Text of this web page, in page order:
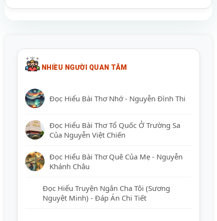
NHIỀU NGƯỜI QUAN TÂM
Đọc Hiểu Bài Thơ Nhớ - Nguyễn Đình Thi
Đọc Hiểu Bài Thơ Tổ Quốc Ở Trường Sa
Của Nguyễn Việt Chiến
Đọc Hiểu Bài Thơ Quê Của Mẹ - Nguyễn
Khánh Châu
Đọc Hiểu Truyện Ngắn Cha Tôi (Sương
Nguyệt Minh) - Đáp Án Chi Tiết